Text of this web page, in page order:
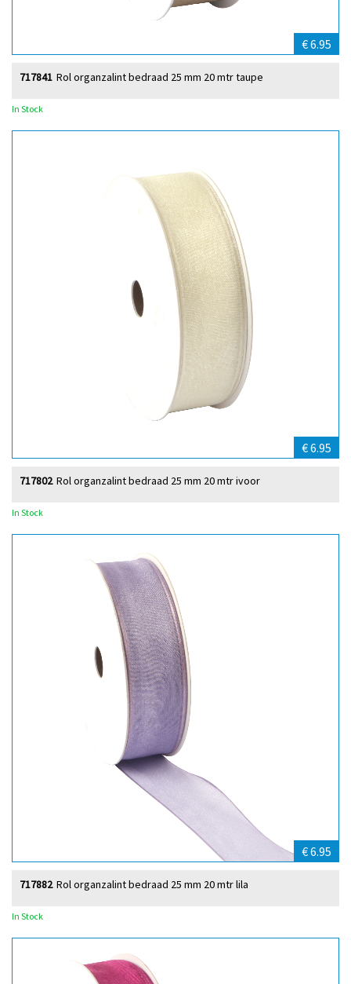
€ 6.95
Rol organzalint bedraad 25 mm 20 mtr taupe
717841
In Stock
€ 6.95
Rol organzalint bedraad 25 mm 20 mtr ivoor
717802
In Stock
€ 6.95
Rol organzalint bedraad 25 mm 20 mtr lila
717882
In Stock